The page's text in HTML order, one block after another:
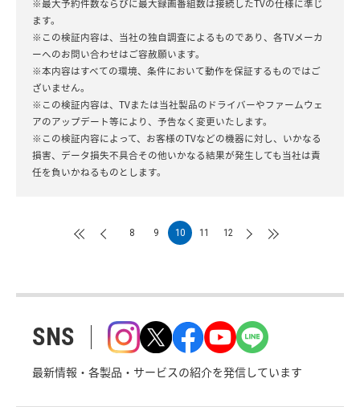
※最大予約件数ならびに最大録画番組数は接続したTVの仕様に準じ
ます。
※この検証内容は、当社の独自調査によるものであり、各TVメーカ
ーへのお問い合わせはご容赦願います。
※本内容はすべての環境、条件において動作を保証するものではご
ざいません。
※この検証内容は、TVまたは当社製品のドライバーやファームウェ
アのアップデート等により、予告なく変更いたします。
※この検証内容によって、お客様のTVなどの機器に対し、いかなる
損害、データ損失不具合その他いかなる結果が発生しても当社は責
任を負いかねるものとします。
8 9 10 11 12
SNS
最新情報・各製品・サービスの紹介を発信しています